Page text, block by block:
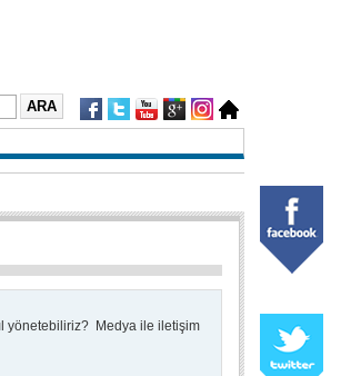
yönetebiliriz? Medya ile iletişim